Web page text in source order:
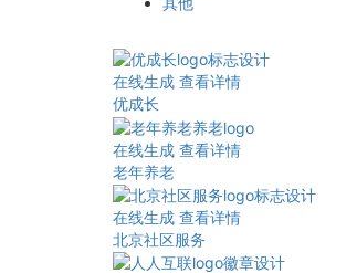
在线生成 查看详情
优成长
在线生成 查看详情
老年养老
在线生成 查看详情
北京社区服务